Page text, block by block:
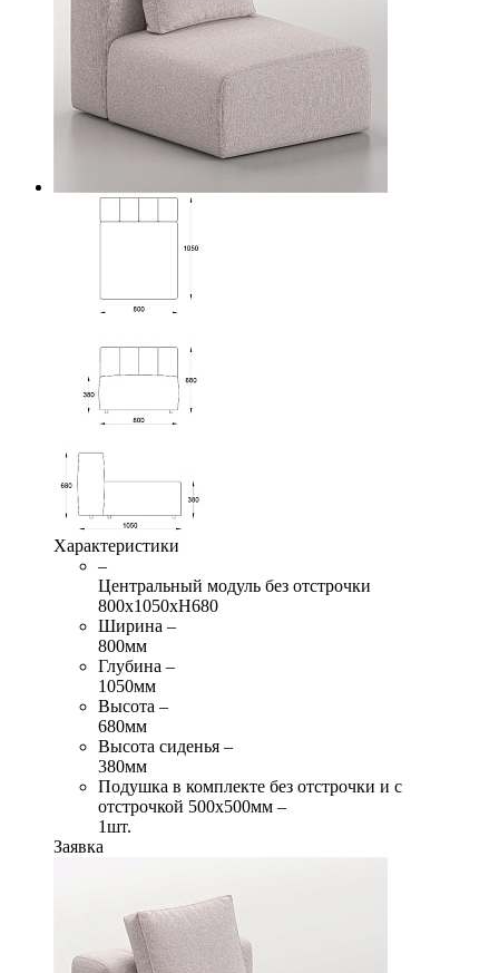
Характеристики
–
Центральный модуль без отстрочки
800х1050хН680
Ширина –
800мм
Глубина –
1050мм
Высота –
680мм
Высота сиденья –
380мм
Подушка в комплекте без отстрочки и с
отстрочкой 500х500мм –
1шт.
Заявка